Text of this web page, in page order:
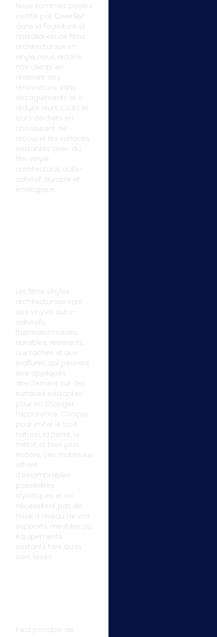
Nous sommes poseur
certifié par CoverStyl
dans la fourniture et
l’installation de films
architecturaux en
vinyle, nous aidons
nos clients en
réalisant des
rénovations sans
désagréments et à
réduire leurs coûts et
leurs déchets en
choisissant de
recouvrir les surfaces
existantes avec du
film vinyle
architectural, auto-
adhésif, durable et
écologique.
Les films vinyles
architecturaux sont
des vinyles auto-
adhésifs
thermoformables,
durables, résistants
aux taches et aux
éraflures, qui peuvent
être appliqués
directement sur des
surfaces existantes
pour en changer
l’apparence. Conçus
pour imiter le bois
naturel, la pierre, le
métal, et bien plus
encore, ces matériaux
offrent
d’innombrables
possibilités
stylistiques et ne
nécessitent pas de
mise à niveau de vos
supports, meubles ou
équipements
existants tant qu’ils
sont lisses.
Il est possible de